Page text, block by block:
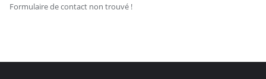
Formulaire de contact non trouvé !